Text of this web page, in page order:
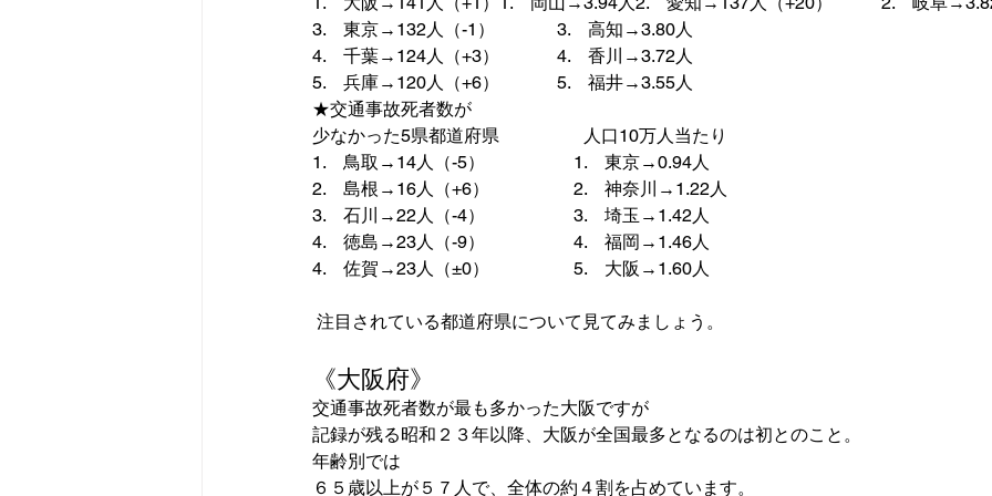
3.　東京→132人（-1） 　　　 3.　高知→3.80人
4.　千葉→124人（+3）　　　 4.　香川→3.72人
5.　兵庫→120人（+6）　　　 5.　福井→3.55人
少なかった5県都道府県 人口10万人当たり
1.　鳥取→14人（-5）                    1.　東京→0.94人
2.　島根→16人（+6）                   2.　神奈川→1.22人
3.　石川→22人（-4）                    3.　埼玉→1.42人
4.　徳島→23人（-9）                    4.　福岡→1.46人
4.　佐賀→23人（±0）                   5.　大阪→1.60人
注目されている都道府県について見てみましょう。
《大阪府》
交通事故死者数が最も多かった大阪ですが
記録が残る昭和２３年以降、大阪が全国最多となるのは初とのこと。
年齢別では
６５歳以上が５７人で、全体の約４割を占めています。